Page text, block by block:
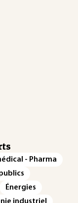
- Pharma
Énergies
industriel